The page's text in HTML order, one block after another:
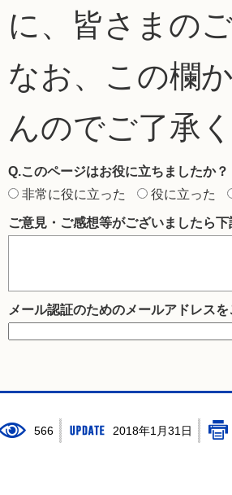
に、皆さまの
なお、この欄
んのでご了承
Q.このページはお役に立ちましたか？
非常に役に立った
役に立った
ご意見・ご感想等がございましたら
メール認証のためのメールアドレス
566 2018年1月31日